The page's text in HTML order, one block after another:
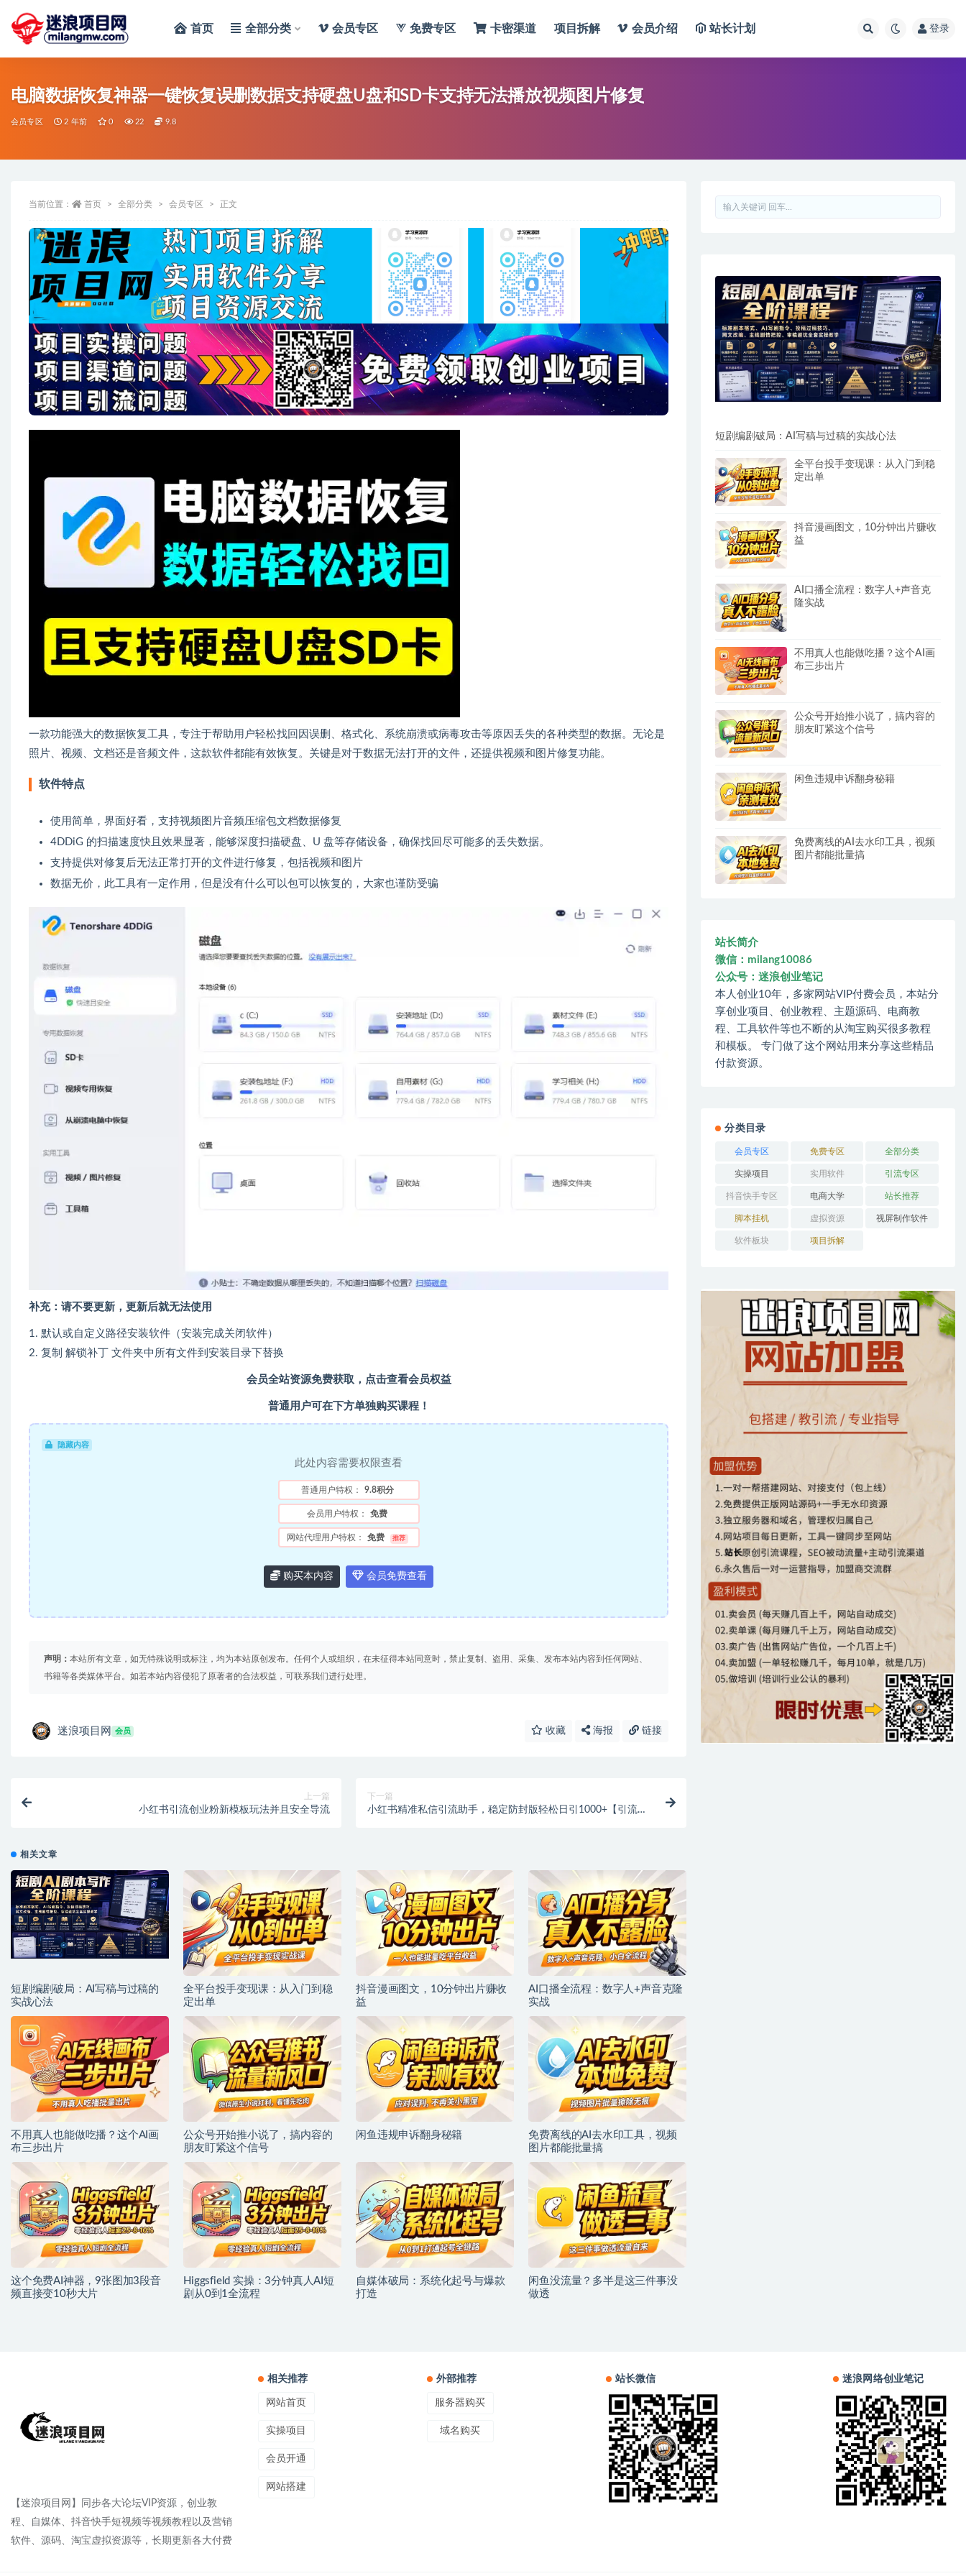
首页 全部分类 会员专区 免费专区 卡密渠道 项目拆解 会员介绍 站长计划 登录
电脑数据恢复神器一键恢复误删数据支持硬盘U盘和SD卡支持无法播放视频图片修复
会员专区 2 年前 0 22 9.8
当前位置： 首页 全部分类 会员专区 正文
一款功能强大的数据恢复工具，专注于帮助用户轻松找回因误删、格式化、系统崩溃或病毒攻击等原因丢失的各种类型的数据。无论是
照片、视频、文档还是音频文件，这款软件都能有效恢复。关键是对于数据无法打开的文件，还提供视频和图片修复功能。
软件特点
使用简单，界面好看，支持视频图片音频压缩包文档数据修复
4DDiG 的扫描速度快且效果显著，能够深度扫描硬盘、U 盘等存储设备，确保找回尽可能多的丢失数据。
支持提供对修复后无法正常打开的文件进行修复，包括视频和图片
数据无价，此工具有一定作用，但是没有什么可以包可以恢复的，大家也谨防受骗
补充：请不要更新，更新后就无法使用
1. 默认或自定义路径安装软件（安装完成关闭软件）
2. 复制 解锁补丁 文件夹中所有文件到安装目录下替换
会员全站资源免费获取，点击查看会员权益
普通用户可在下方单独购买课程！
隐藏内容
此处内容需要权限查看
普通用户特权： 9.8积分
会员用户特权： 免费
网站代理用户特权： 免费 推荐
购买本内容 会员免费查看
声明： 本站所有文章，如无特殊说明或标注，均为本站原创发布。任何个人或组织，在未征得本站同意时，禁止复制、盗用、采集、发布本站内容到任何网站、
书籍等各类媒体平台。如若本站内容侵犯了原著者的合法权益，可联系我们进行处理。
迷浪项目网 会员 收藏 海报 链接
上一篇
小红书引流创业粉新模板玩法并且安全导流
下一篇
小红书精准私信引流助手，稳定防封版轻松日引1000+【引流助
相关文章
短剧编剧破局：AI写稿与过稿的
实战心法
全平台投手变现课：从入门到稳
定出单
抖音漫画图文，10分钟出片赚收
益
AI口播全流程：数字人+声音克隆
实战
不用真人也能做吃播？这个AI画
布三步出片
公众号开始推小说了，搞内容的
朋友盯紧这个信号
闲鱼违规申诉翻身秘籍
免费离线的AI去水印工具，视频
图片都能批量搞
这个免费AI神器，9张图加3段音
频直接变10秒大片
Higgsfield 实操：3分钟真人AI短
剧从0到1全流程
自媒体破局：系统化起号与爆款
打造
闲鱼没流量？多半是这三件事没
做透
短剧编剧破局：AI写稿与过稿的实战心法
全平台投手变现课：从入门到稳
定出单
抖音漫画图文，10分钟出片赚收
益
AI口播全流程：数字人+声音克
隆实战
不用真人也能做吃播？这个AI画
布三步出片
公众号开始推小说了，搞内容的
朋友盯紧这个信号
闲鱼违规申诉翻身秘籍
免费离线的AI去水印工具，视频
图片都能批量搞
站长简介
微信：milang10086
公众号：迷浪创业笔记
本人创业10年，多家网站VIP付费会员，本站分
享创业项目、创业教程、主题源码、电商教
程、工具软件等也不断的从淘宝购买很多教程
和模板。 专门做了这个网站用来分享这些精品
付款资源。
分类目录
会员专区 免费专区 全部分类
实操项目 实用软件 引流专区
抖音快手专区 电商大学 站长推荐
脚本挂机 虚拟资源 视屏制作软件
软件板块 项目拆解
【迷浪项目网】同步各大论坛VIP资源，创业教
程、自媒体、抖音快手短视频等视频教程以及营销
软件、源码、淘宝虚拟资源等，长期更新各大付费
相关推荐
网站首页
实操项目
会员开通
网站搭建
外部推荐
服务器购买
域名购买
站长微信 迷浪网络创业笔记